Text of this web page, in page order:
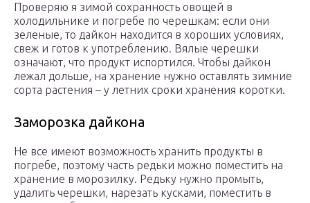
Проверяю я зимой сохранность овощей в
холодильнике и погребе по черешкам: если они
зеленые, то дайкон находится в хороших условиях,
свеж и готов к употреблению. Вялые черешки
означают, что продукт испортился. Чтобы дайкон
лежал дольше, на хранение нужно оставлять зимние
сорта растения – у летних сроки хранения коротки.
Заморозка дайкона
Не все имеют возможность хранить продукты в
погребе, поэтому часть редьки можно поместить на
хранение в морозилку. Редьку нужно промыть,
удалить черешки, нарезать кусками, поместить в